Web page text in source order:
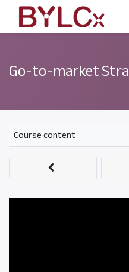
Go-to-market
Course content